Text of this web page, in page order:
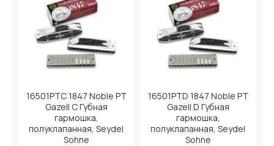
16501PTC 1847 Noble PT
Gazell C Губная
гармошка,
полуклапанная, Seydel
Sohne
16501PTD 1847 Noble PT
Gazell D Губная
гармошка,
полуклапанная, Seydel
Sohne